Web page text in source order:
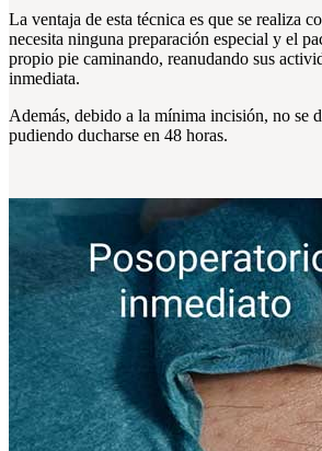
La ventaja de esta técnica es que se realiza
necesita ninguna preparación especial y el
propio pie caminando, reanudando sus
inmediata.
Además, debido a la mínima incisión, no se
pudiendo ducharse en 48 horas.